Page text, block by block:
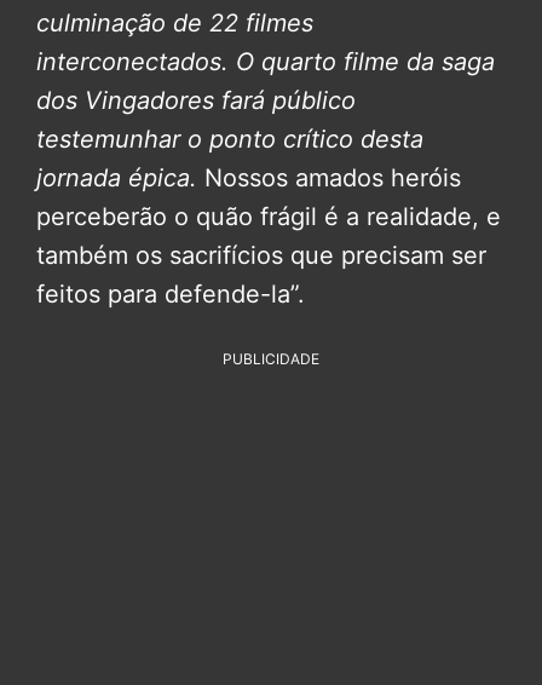
culminação de 22 filmes
interconectados. O quarto filme da saga
dos Vingadores fará público
testemunhar o ponto crítico desta
jornada épica. Nossos amados heróis
perceberão o quão frágil é a realidade, e
também os sacrifícios que precisam ser
feitos para defende-la”.
PUBLICIDADE